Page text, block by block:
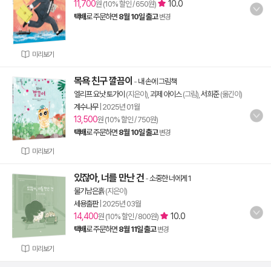
미리보기
11,700원 (10% 할인 / 650원) 10.0
택배로 주문하면 8월 10일 출고 변경
미리보기
목욕 친구 깔끔이 - 내 손에 그림책
엘리프 요낫 토가이 (지은이), 괴제 아이스(그림), 서희준(옮긴이)
계수나무| 2025년 01월
13,500원 (10% 할인 / 750원)
택배로 주문하면 8월 10일 출고 변경
미리보기
있잖아, 너를 만난 건 -소중한 너에게 1
물기남은흙(지은이)
세용출판| 2025년 03월
14,400원 (10% 할인 / 800원) 10.0
택배로 주문하면 8월 11일 출고 변경